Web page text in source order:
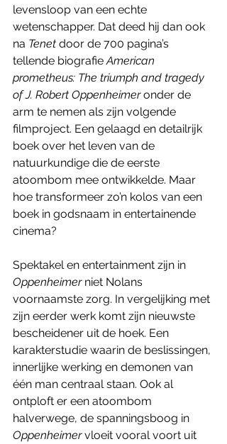
levensloop van een echte
wetenschapper. Dat deed hij dan ook
na Tenet door de 700 pagina’s
tellende biografie American
prometheus: The triumph and tragedy
of J. Robert Oppenheimer onder de
arm te nemen als zijn volgende
filmproject. Een gelaagd en detailrijk
boek over het leven van de
natuurkundige die de eerste
atoombom mee ontwikkelde. Maar
hoe transformeer zo’n kolos van een
boek in godsnaam in entertainende
cinema?
Spektakel en entertainment zijn in
Oppenheimer niet Nolans
voornaamste zorg. In vergelijking met
zijn eerder werk komt zijn nieuwste
bescheidener uit de hoek. Een
karakterstudie waarin de beslissingen,
innerlijke werking en demonen van
één man centraal staan. Ook al
ontploft er een atoombom
halverwege, de spanningsboog in
Oppenheimer vloeit vooral voort uit